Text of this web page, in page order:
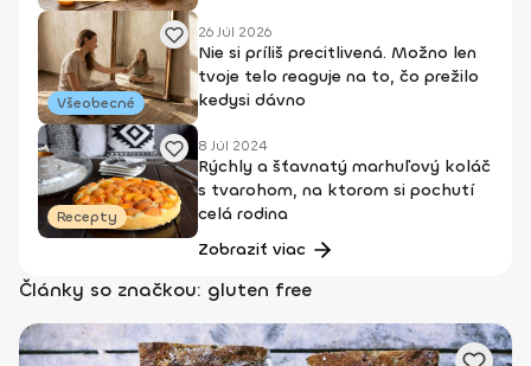
Všeobecné
26 Júl 2026
Nie si príliš precitlivená. Možno len
tvoje telo reaguje na to, čo prežilo
kedysi dávno
Recepty
8 Júl 2024
Rýchly a šťavnatý marhuľový koláč
s tvarohom, na ktorom si pochutí
celá rodina
Zobraziť viac
Články so značkou: gluten free